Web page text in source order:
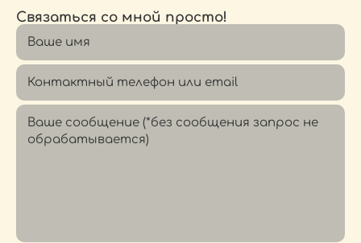
Связаться со мной просто!